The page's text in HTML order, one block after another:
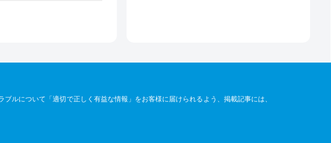
ルについて「適切で正しく有益な情報」をお客様に届けられるよう、掲載記事には、